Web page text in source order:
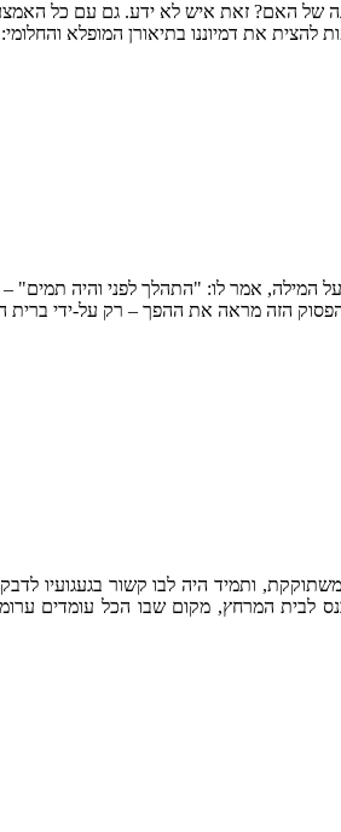
של האם? זאת איש לא ידע. גם עם כל
להצית את דמיוננו בתיאורן המופלא
המילה, אמר לו: "התהלך לפני והיה תמים"
ותמיד היה לבו קשור בגעגועיו
המרחץ, מקום שבו הכל עומדים